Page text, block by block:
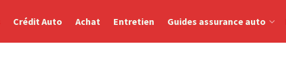
Crédit Auto Achat Entretien Guides assurance auto